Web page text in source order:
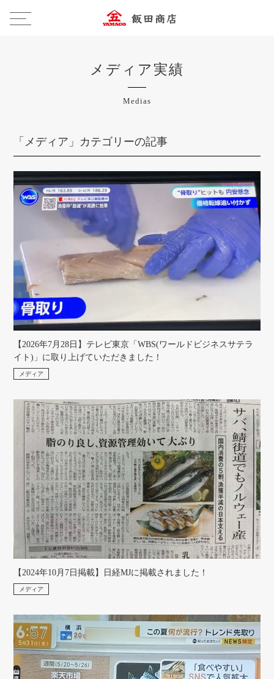
メディア実績
Medias
「メディア」カテゴリーの記事
【2026年7月28日】テレビ東京「WBS(ワールドビジネスサテラ
イト)」に取り上げていただきました！
メディア
【2024年10月7日掲載】日経MJに掲載されました！
メディア